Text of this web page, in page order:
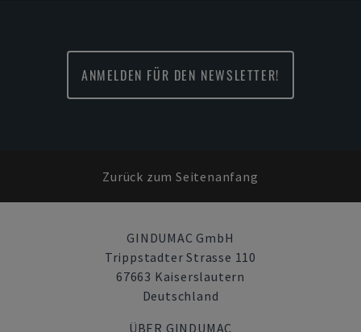
ANMELDEN FÜR DEN NEWSLETTER!
Zurück zum Seitenanfang
GINDUMAC GmbH
Trippstadter Strasse 110
67663 Kaiserslautern
Deutschland
ÜBER GINDUMAC